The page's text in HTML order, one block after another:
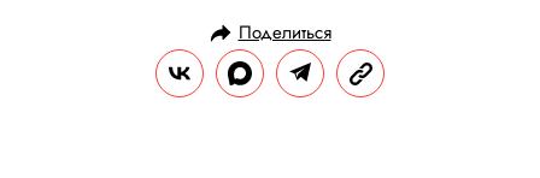
Поделиться